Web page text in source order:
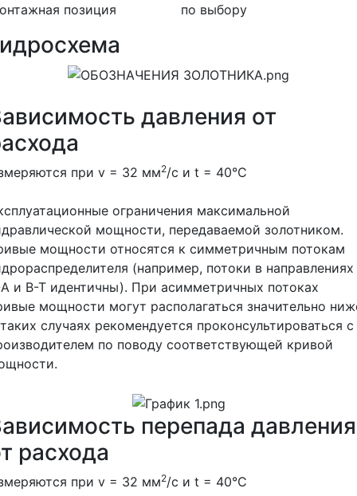
позиция по выбору
давления от
при v = 32 мм2/с и t = 40°С
ограничения максимальной
мощности, передаваемой золотником.
мощности относятся к симметричным потокам
(например, потоки в направлениях
и В-Т идентичны). При асимметричных потоках
мощности могут располагаться значительно
случаях рекомендуется проконсультироваться с
по поводу соответствующей кривой
перепада давления
расхода
при v = 32 мм2/с и t = 40°С